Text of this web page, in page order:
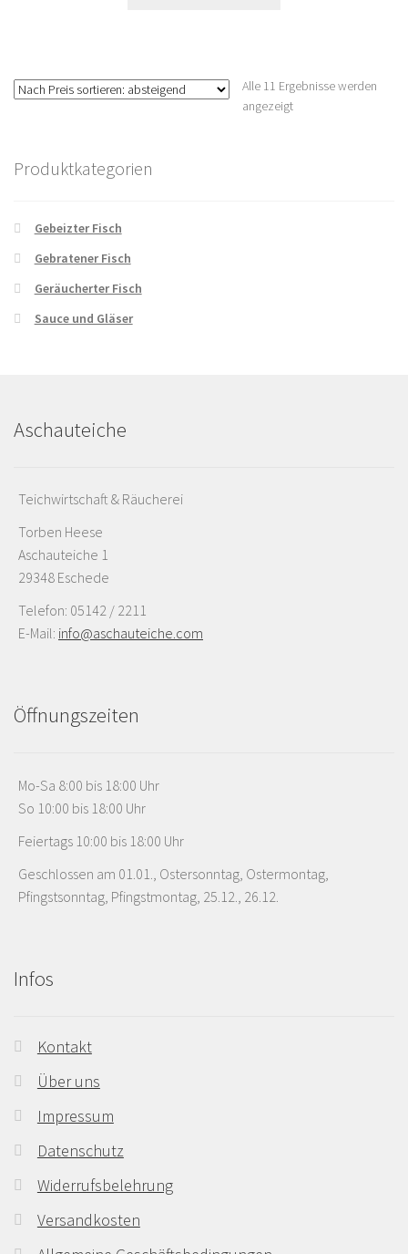
Alle 11 Ergebnisse werden
angezeigtNach
Produktkategorien
Gebeizter Fisch
Gebratener Fisch
Geräucherter Fisch
Sauce und Gläser
Aschauteiche
Teichwirtschaft & Räucherei
Torben Heese
Aschauteiche 1
29348 Eschede
Telefon: 05142 / 2211
E-Mail: info@aschauteiche.com
Öffnungszeiten
Mo-Sa 8:00 bis 18:00 Uhr
So 10:00 bis 18:00 Uhr
Feiertags 10:00 bis 18:00 Uhr
Geschlossen am 01.01., Ostersonntag, Ostermontag,
Pfingstsonntag, Pfingstmontag, 25.12., 26.12.
Infos
Kontakt
Über uns
Impressum
Datenschutz
Widerrufsbelehrung
Versandkosten